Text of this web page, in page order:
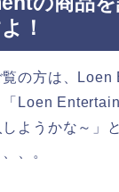
！
覧の方は、
Loen
ようかな～」
、。